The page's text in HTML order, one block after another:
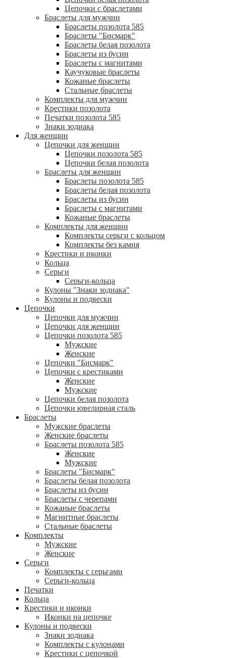
Цепочки с браслетами
Браслеты для мужчин
Браслеты позолота 585
Браслеты "Бисмарк"
Браслеты белая позолота
Браслеты из бусин
Браслеты с магнитами
Каучуковые браслеты
Кожаные браслеты
Стальные браслеты
Комплекты для мужчин
Крестики позолота
Печатки позолота 585
Знаки зодиака
Для женщин
Цепочки для женщин
Цепочки позолота 585
Цепочки белая позолота
Браслеты для женщин
Браслеты позолота 585
Браслеты белая позолота
Браслеты из бусин
Браслеты с магнитами
Кожаные браслеты
Комплекты для женщин
Комплекты серьги с кольцом
Комплекты без камня
Крестики и иконки
Кольца
Серьги
Серьги-кольца
Кулоны "Знаки зодиака"
Кулоны и подвески
Цепочки
Цепочки для мужчин
Цепочки для женщин
Цепочки позолота 585
Мужские
Женские
Цепочки "Бисмарк"
Цепочки с крестиками
Женские
Мужские
Цепочки белая позолота
Цепочки ювелирная сталь
Браслеты
Мужские браслеты
Женские браслеты
Браслеты позолота 585
Женские
Мужские
Браслеты "Бисмарк"
Браслеты белая позолота
Браслеты из бусин
Браслеты с черепами
Кожаные браслеты
Магнитные браслеты
Стальные браслеты
Комплекты
Мужские
Женские
Серьги
Комплекты с серьгами
Серьги-кольца
Печатки
Кольца
Крестики и иконки
Иконки на цепочке
Кулоны и подвески
Знаки зодиака
Комплекты с кулонами
Крестики с цепочкой